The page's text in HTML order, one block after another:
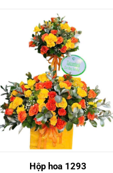
Hộp hoa 1293